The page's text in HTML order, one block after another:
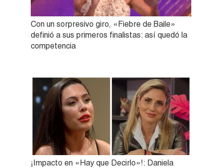
Con un sorpresivo giro, «Fiebre de Baile»
definió a sus primeros finalistas: así quedó la
competencia
¡Impacto en «Hay que Decirlo»!: Daniela